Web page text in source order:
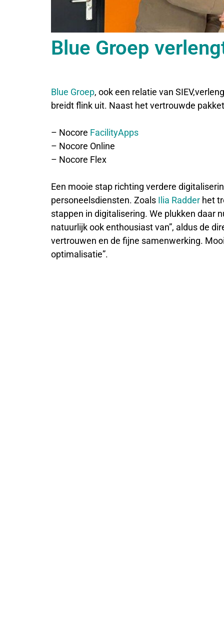
Blue Groep
Blue Groep, ook een relatie van
breidt flink uit. Naast het vertrouwde
– Nocore FacilityApps
– Nocore Online
– Nocore Flex
Een mooie stap richting verdere
personeelsdiensten. Zoals Ilia Radder het
stappen in digitalisering. We plukken daar
natuurlijk ook enthousiast van”, aldus de
vertrouwen en de fijne samenwerking.
optimalisatie”.